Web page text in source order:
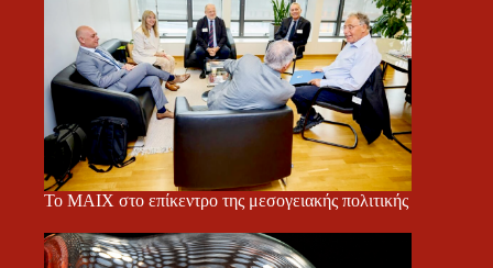
Το ΜΑΙΧ στο επίκεντρο της μεσογειακής πολιτικής